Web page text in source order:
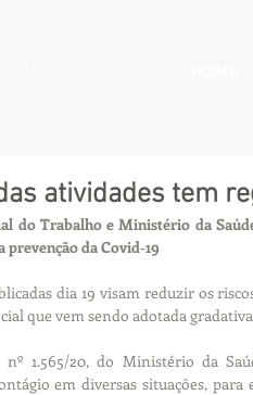
atividades tem
do Trabalho e Ministério da
prevenção da Covid‑19
dia 19 visam reduzir os
que vem sendo adotada
1.565/20, do Ministério da
em diversas situações,